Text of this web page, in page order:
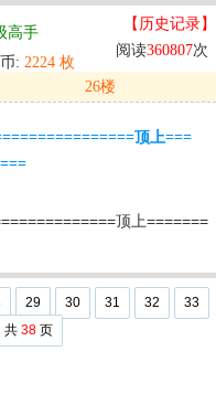
高手
: 2224 枚
【历史记录】
阅读360807次
26楼
顶上===
顶上=======
29 30 31 32
33
共 38 页